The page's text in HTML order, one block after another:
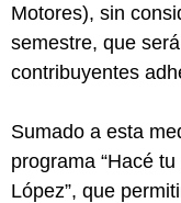
Motores), sin
semestre, que
contribuyentes
Sumado a esta
programa “Hacé
López”, que